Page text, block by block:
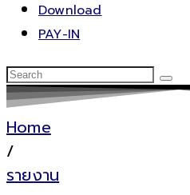
Download
PAY-IN
Home
/
รายงาน